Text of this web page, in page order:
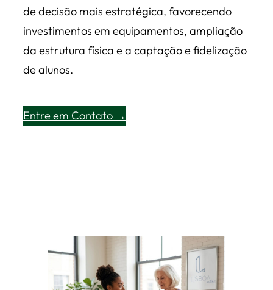
de decisão mais estratégica, favorecendo
investimentos em equipamentos, ampliação
da estrutura física e a captação e fidelização
de alunos.
Entre em Contato →